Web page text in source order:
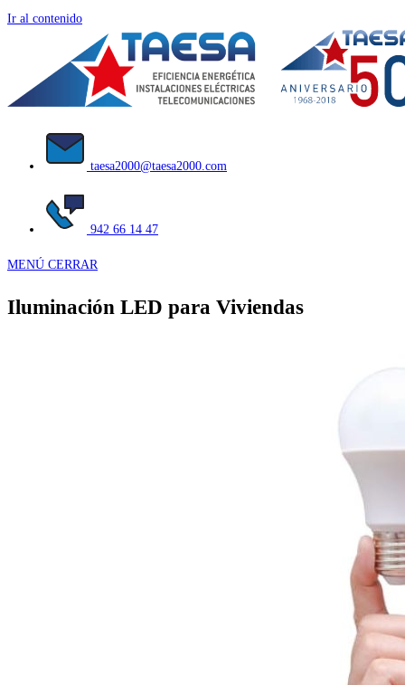
Ir al contenido
taesa2000@taesa2000.com
942 66 14 47
MENÚ CERRAR
Iluminación LED para Viviendas